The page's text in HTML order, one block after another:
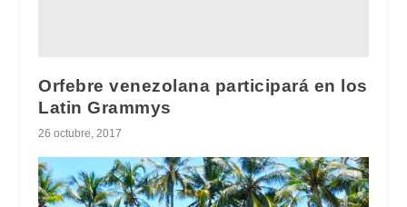
Orfebre venezolana participará en los
Latin Grammys
26 octubre, 2017